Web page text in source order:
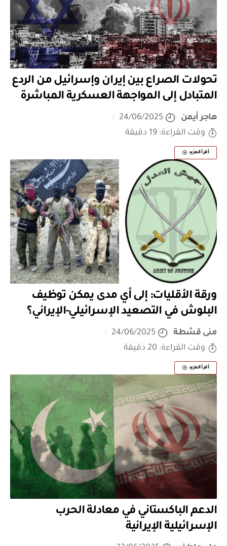
تحولات الصراع بين إيران وإسرائيل من الردع
المتبادل إلى المواجهة العسكرية المباشرة
هاجر أيمن
24/06/2025
وقت القراءة: 19 دقيقة
أقرأ المزيد
ورقة الأقليات: إلى أي مدى يمكن توظيف
البلوش في التصعيد الإسرائيلي-الإيراني؟
منى قشطة
24/06/2025
وقت القراءة: 20 دقيقة
أقرأ المزيد
الدعم الباكستاني في معادلة الحرب
الإسرائيلية الإيرانية